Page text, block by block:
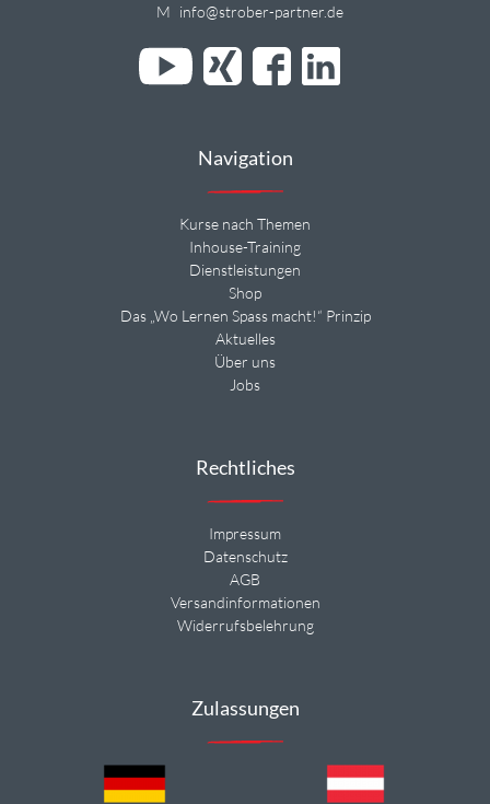
M info@strober-partner.de
Navigation
Kurse nach Themen
Inhouse-Training
Dienstleistungen
Shop
Das „Wo Lernen Spass macht!“ Prinzip
Aktuelles
Über uns
Jobs
Rechtliches
Impressum
Datenschutz
AGB
Versandinformationen
Widerrufsbelehrung
Zulassungen